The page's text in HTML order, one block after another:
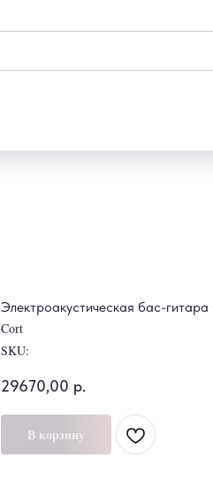
Электроакустическая бас-
Cort
SKU:
29670,00 р.
В корзину